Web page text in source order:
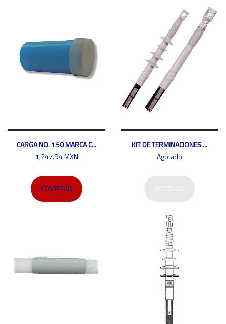
CARGA NO. 150 MARCA C...
1,247.94 MXN
COMPRAR
KIT DE TERMINACIONES ...
Agotado